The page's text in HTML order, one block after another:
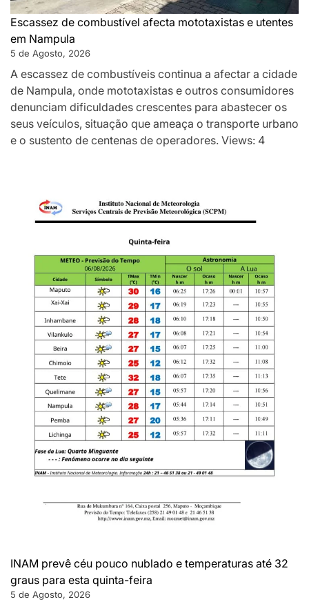
Escassez de combustível afecta mototaxistas e utentes
em Nampula
5 de Agosto, 2026
A escassez de combustíveis continua a afectar a cidade
de Nampula, onde mototaxistas e outros consumidores
denunciam dificuldades crescentes para abastecer os
seus veículos, situação que ameaça o transporte urbano
e o sustento de centenas de operadores. Views: 4
INAM prevê céu pouco nublado e temperaturas até 32
graus para esta quinta-feira
5 de Agosto, 2026